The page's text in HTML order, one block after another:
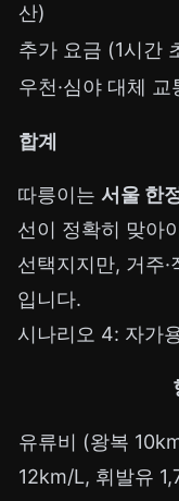
산)
추가 요금 (1시간
우천·심야 대체 교
합계
따릉이는 서울 한
선이 정확히 맞아
선택지지만, 거주
입니다.
시나리오 4: 자가
유류비 (왕복
12km/L, 휘발유